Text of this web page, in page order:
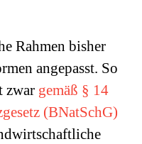
Rahmen bisher
angepasst. So
zwar gemäß § 14
(BNatSchG)